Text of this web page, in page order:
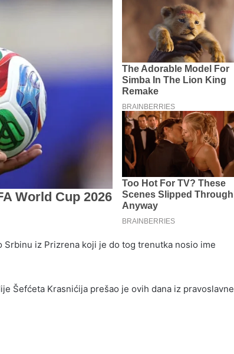
Srbinu iz Prizrena koji je do tog trenutka nosio ime
Šefćeta Krasnićija prešao je ovih dana iz pravoslavne